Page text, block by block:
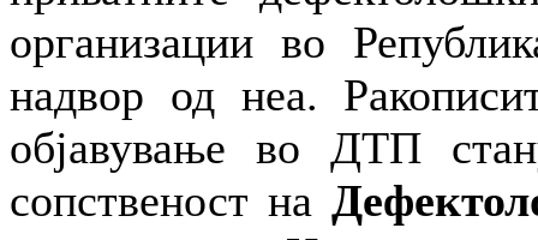
организации во
надвор од неа.
објавување во ДТП
сопственост на